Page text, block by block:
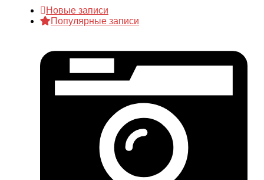
Новые записи
Популярные записи